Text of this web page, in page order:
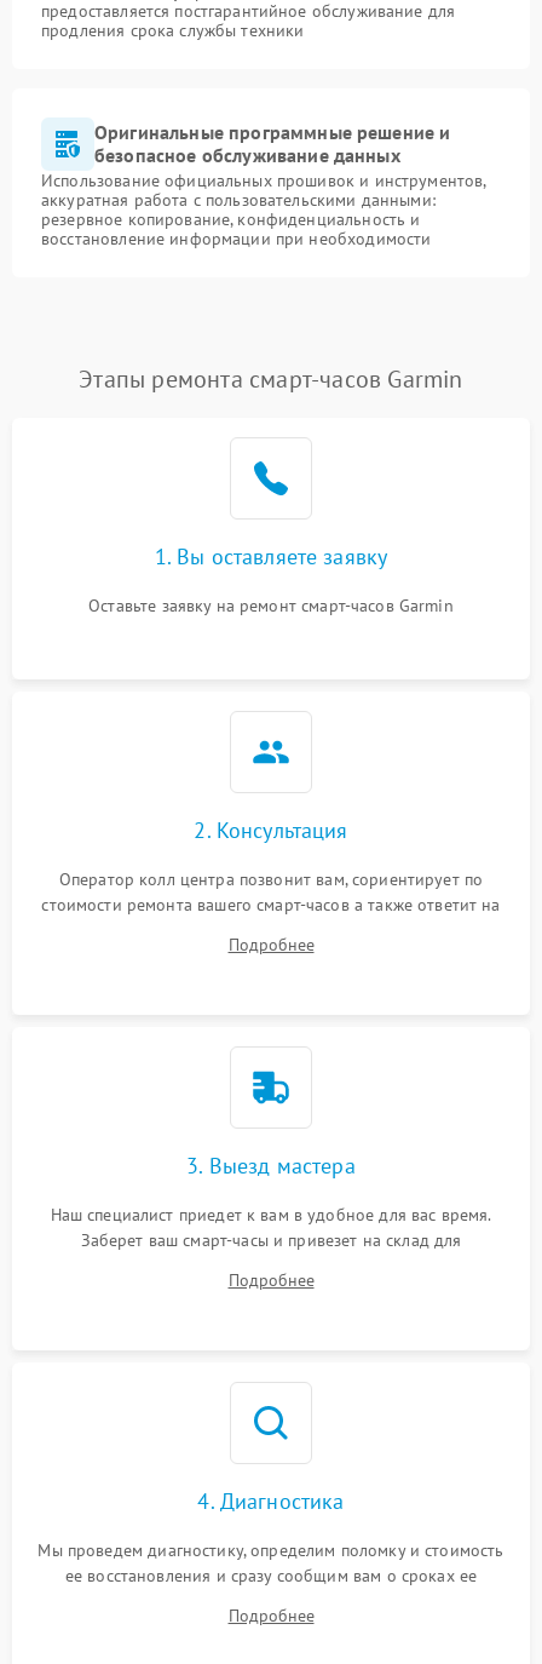
предоставляется постгарантийное обслуживание для
продления срока службы техники
Оригинальные программные решение и
безопасное обслуживание данных
Использование официальных прошивок и инструментов,
аккуратная работа с пользовательскими данными:
резервное копирование, конфиденциальность и
восстановление информации при необходимости
Этапы ремонта смарт-часов Garmin
1. Вы оставляете заявку
Оставьте заявку на ремонт смарт-часов Garmin
2. Консультация
Оператор колл центра позвонит вам, сориентирует по
стоимости ремонта вашего смарт-часов а также ответит на
Подробнее
3. Выезд мастера
Наш специалист приедет к вам в удобное для вас время.
Заберет ваш смарт-часы и привезет на склад для
Подробнее
4. Диагностика
Мы проведем диагностику, определим поломку и стоимость
ее восстановления и сразу сообщим вам о сроках ее
Подробнее